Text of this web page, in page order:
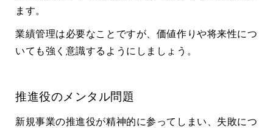
ます。
業績管理は必要なことですが、価値作りや将来性につ
いても強く意識するようにしましょう。
推進役のメンタル問題
新規事業の推進役が精神的に参ってしまい、失敗につ